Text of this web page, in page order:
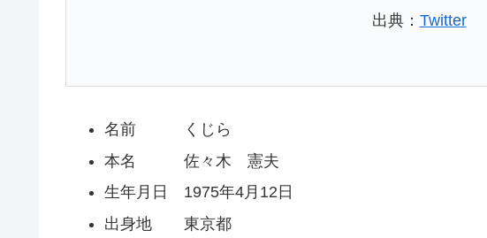
出典： Twitter
名前 くじら
本名 佐々木 憲夫
生年月日 1975年4月12日
出身地 東京都